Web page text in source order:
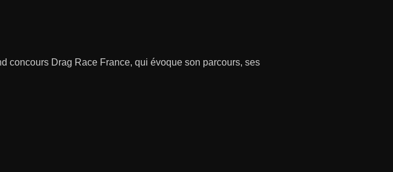
concours Drag Race France, qui évoque son parcours, ses